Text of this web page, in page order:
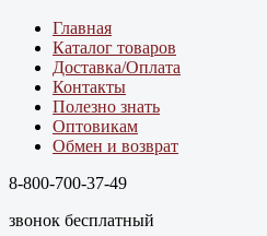
Главная
Каталог товаров
Доставка/Оплата
Контакты
Полезно знать
Оптовикам
Обмен и возврат
8-800-700-37-49
звонок бесплатный